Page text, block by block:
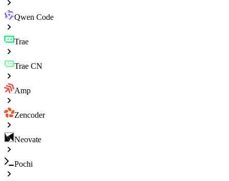
Qwen Code
Trae
Trae CN
Amp
Zencoder
Neovate
Pochi